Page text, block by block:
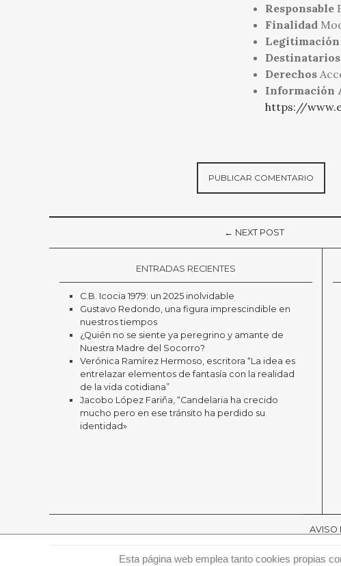
Responsable
Finalidad
Legitimación
Destinatarios
Derechos
Información
https://
← NEXT POST
ENTRADAS RECIENTES
C.B. Icocia 1979: un 2025 inolvidable
Gustavo Redondo, una figura imprescindible en
nuestros tiempos
¿Quién no se siente ya peregrino y amante de
Nuestra Madre del Socorro?
Verónica Ramírez Hermoso, escritora “La idea es
entrelazar elementos de fantasía con la realidad
de la vida cotidiana”
Jacobo López Fariña, “Candelaria ha crecido
mucho pero en ese tránsito ha perdido su
identidad»
AVISO
Esta página web emplea tanto cookies propias